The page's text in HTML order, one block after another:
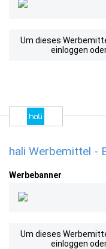
Um dieses
einloggen
hali Werbemittel -
Werbebanner
Um dieses
einloggen